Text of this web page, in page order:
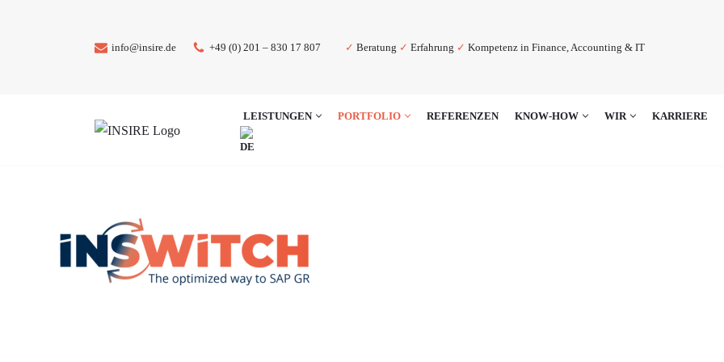
info@insire.de +49 (0) 201 – 830 17 807 ✓ Beratung ✓ Erfahrung ✓ Kompetenz in Finance, Accounting & IT
LEISTUNGEN PORTFOLIO REFERENZEN KNOW-HOW WIR KARRIERE